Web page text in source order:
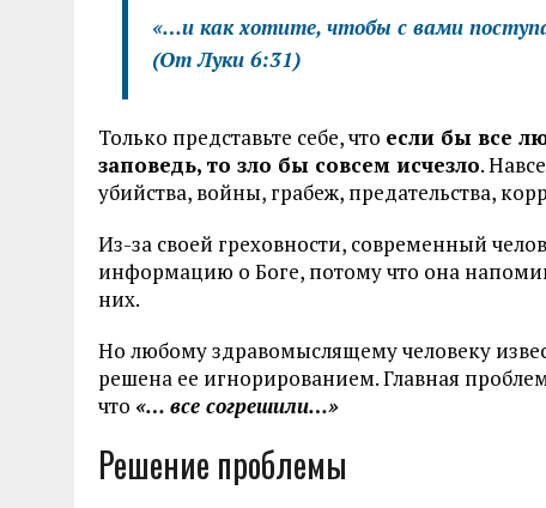
«…и как хотите, чтобы с вами
(От Луки 6:31)
Только представьте себе, что если бы все
заповедь, то зло бы совсем исчезло.
убийства, войны, грабеж, предательства,
Из-за своей греховности, современный
информацию о Боге, потому что она
них.
Но любому здравомыслящему человеку
решена ее игнорированием. Главная
что «… все согрешили…»
Решение проблемы